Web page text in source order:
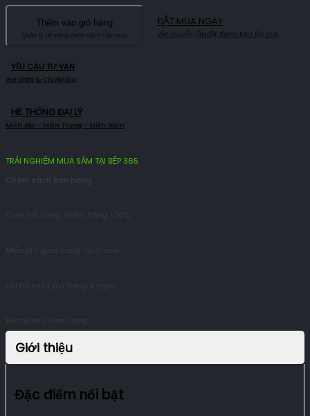
Thêm vào giỏ hàng ĐẶT MUA NGAY
YÊU CẦU TƯ VẤN
HỆ THỐNG ĐẠI LÝ
TRẢI NGHIỆM MUA SẮM TẠI BẾP 365
Chính sách bán hàng
Giới thiệu
Đặc điểm nổi bật